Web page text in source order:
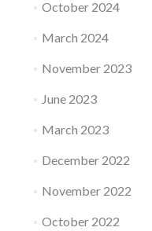
October 2024
March 2024
November 2023
June 2023
March 2023
December 2022
November 2022
October 2022